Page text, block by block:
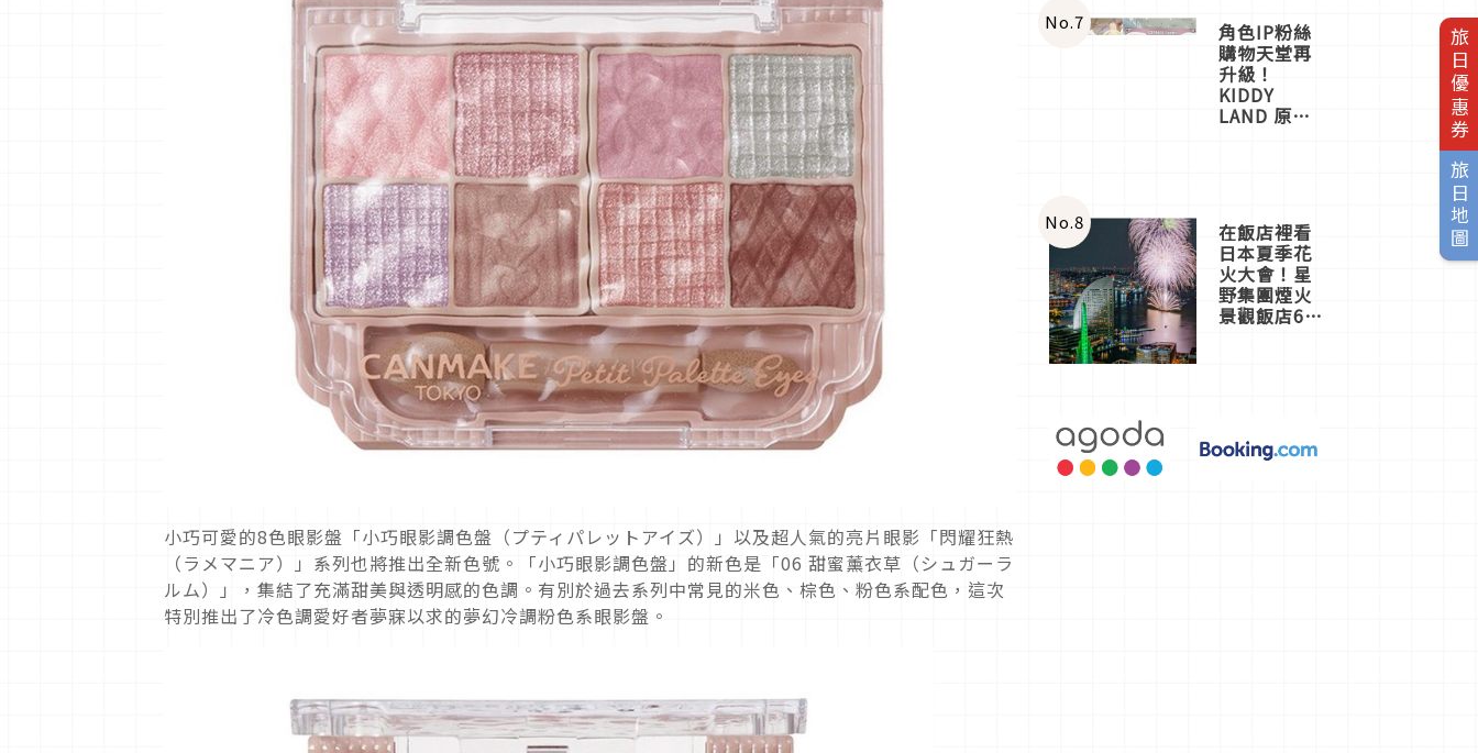
旅日優惠券
旅日地圖
小巧可愛的8色眼影盤「小巧眼影調色盤（プティパレットアイズ）」以及超人氣的亮片眼影「閃耀狂熱
（ラメマニア）」系列也將推出全新色號。「小巧眼影調色盤」的新色是「06 甜蜜薰衣草（シュガーラ
ルム）」，集結了充滿甜美與透明感的色調。有別於過去系列中常見的米色、棕色、粉色系配色，這次
特別推出了冷色調愛好者夢寐以求的夢幻冷調粉色系眼影盤。
一同給出了
答案
No.7 角色IP粉絲
購物天堂再
升級！
KIDDY
LAND 原宿
店3分即達
No.8 在飯店裡看
日本夏季花
火大會！星
野集團煙火
景觀飯店6